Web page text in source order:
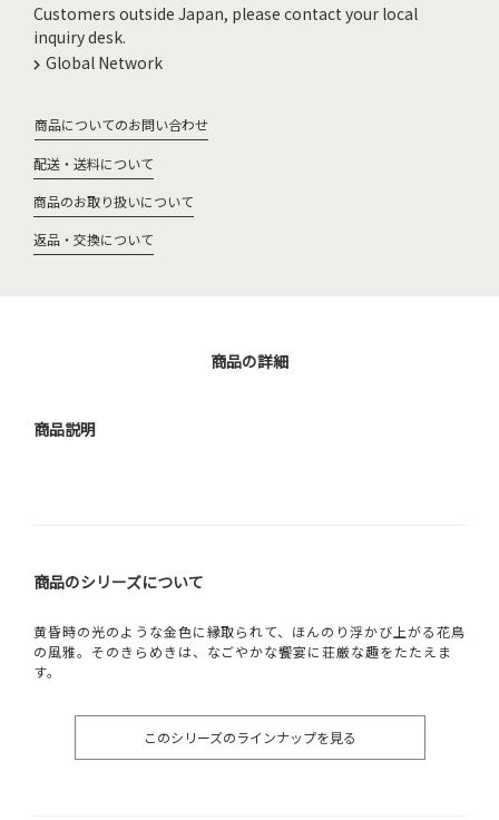
Customers outside Japan, please contact your local
inquiry desk.
Global Network
商品についてのお問い合わせ
配送・送料について
商品のお取り扱いについて
返品・交換について
商品の詳細
商品説明
商品のシリーズについて
黄昏時の光のような金色に縁取られて、ほんのり浮かび上がる花鳥
の風雅。そのきらめきは、なごやかな饗宴に荘厳な趣をたたえま
す。
このシリーズのラインナップを見る